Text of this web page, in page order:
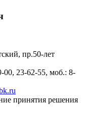
пр.50-лет
00, 23-62-55, моб.: 8-